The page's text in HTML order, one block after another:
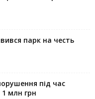
парк на честь
під час
1 млн грн